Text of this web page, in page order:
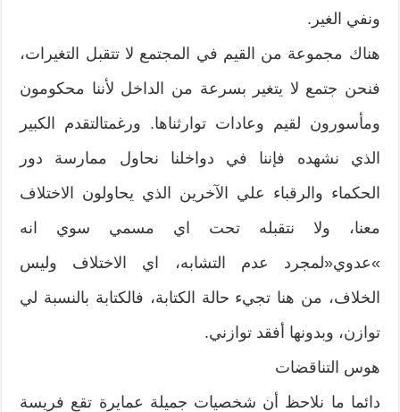
ونفي الغير‮.‬
هناك مجموعة من القيم في المجتمع لا تتقبل التغيرات،‮
‬فنحن جتمع لا‮ ‬يتغير بسرعة من الداخل لأننا محكومون
ومأسورون لقيم‮ ‬وعادات توارثناها‮. ‬ورغمتالتقدم الكبير
الذي نشهده فإننا في دواخلنا نحاول ممارسة دور
الحكماء والرقباء علي الآخرين الذي‮ ‬يحاولون الاختلاف
معنا،‮ ‬ولا نتقبله تحت اي مسمي سوي انه‮
»‬عدوي«لمجرد عدم التشابه،‮ ‬اي الاختلاف‮ ‬وليس
الخلاف،‮ ‬من‮ ‬هنا‮ ‬تجيء حالة الكتابة،‮ ‬فالكتابة بالنسبة لي
توازن،‮ ‬وبدونها أفقد توازني‮. ‬
هوس‮ ‬التناقضات
‮‬دائما ما نلاحظ أن شخصيات جميلة عمايرة تقع فريسة‮